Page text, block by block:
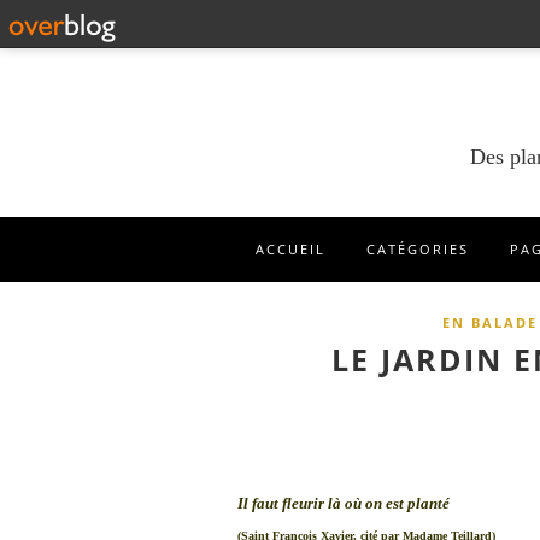
Des
ACCUEIL CATÉGORIES
EN
LE JARDIN
Il faut fleurir là où on est planté
(Saint François Xavier, cité par Madame Teillard)